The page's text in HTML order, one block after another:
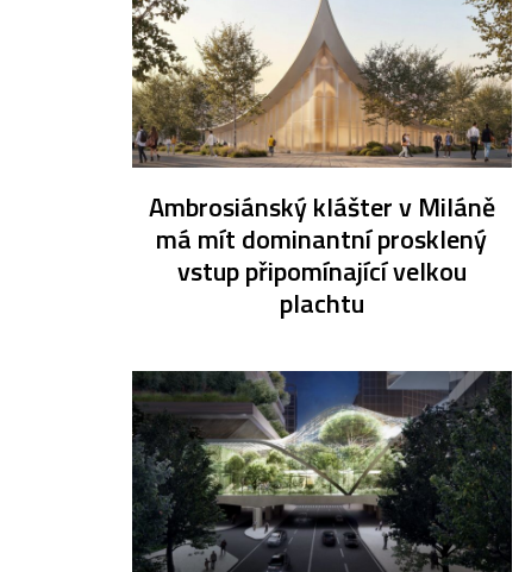
Ambrosiánský klášter v Miláně
má mít dominantní prosklený
vstup připomínající velkou
plachtu